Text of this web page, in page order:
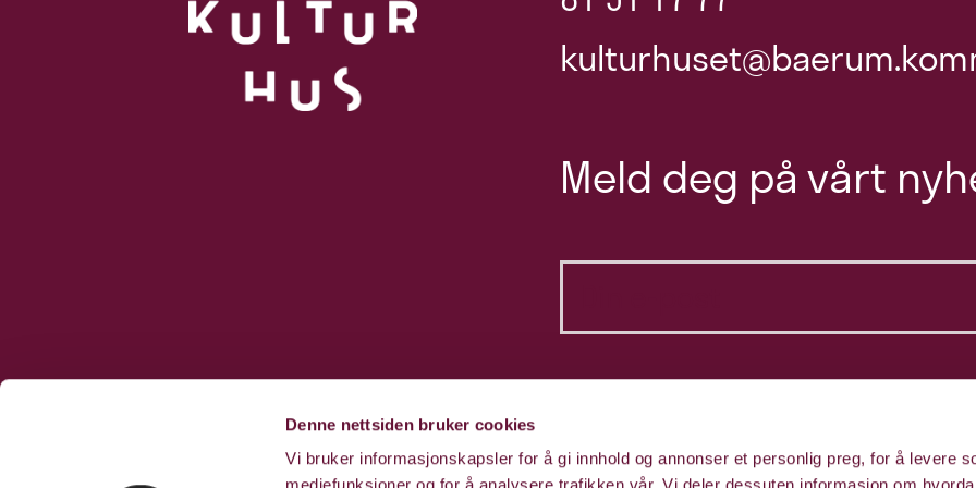
Denne nettsiden bruker cookies
Vi bruker informasjonskapsler for å gi innhold og annonser et personlig preg, for å levere
Meld deg på vårt